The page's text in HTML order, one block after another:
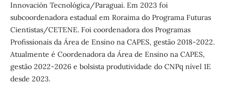
Innovación Tecnológica/Paraguai. Em 2023 foi
subcoordenadora estadual em Roraima do Programa Futuras
Cientistas/CETENE. Foi coordenadora dos Programas
Profissionais da Área de Ensino na CAPES, gestão 2018-2022.
Atualmente é Coordenadora da Área de Ensino na CAPES,
gestão 2022-2026 e bolsista produtividade do CNPq nível 1E
desde 2023.